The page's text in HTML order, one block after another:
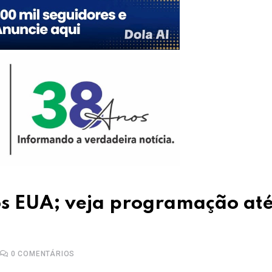
EUA; veja programação
0 COMENTÁRIOS